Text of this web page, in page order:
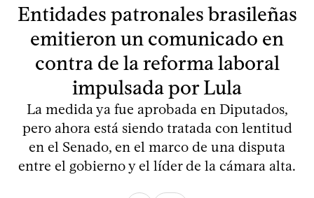
Entidades patronales brasileñas
emitieron un comunicado en
contra de la reforma laboral
impulsada por Lula
La medida ya fue aprobada en Diputados,
pero ahora está siendo tratada con lentitud
en el Senado, en el marco de una disputa
entre el gobierno y el líder de la cámara alta.